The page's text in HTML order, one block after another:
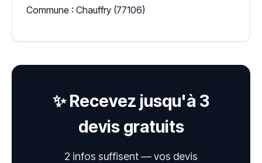
Commune : Chauffry (77106)
✨ Recevez jusqu'à 3
devis gratuits
2 infos suffisent — vos devis